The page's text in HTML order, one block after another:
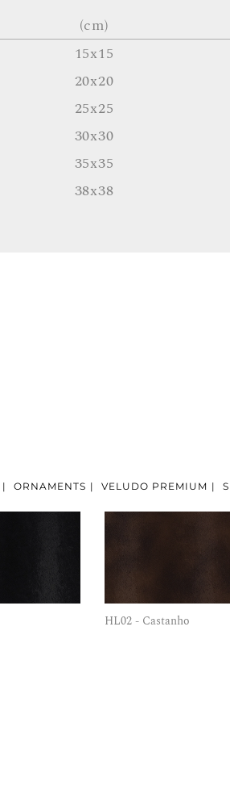
(cm)
15x15
20x20
25x25
30x30
35x35
38x38
| ORNAMENTS | VELUDO PREMIUM |
HL02 - Castanho